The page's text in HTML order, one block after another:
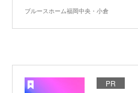
ブルースホーム福岡中央・小倉
PR